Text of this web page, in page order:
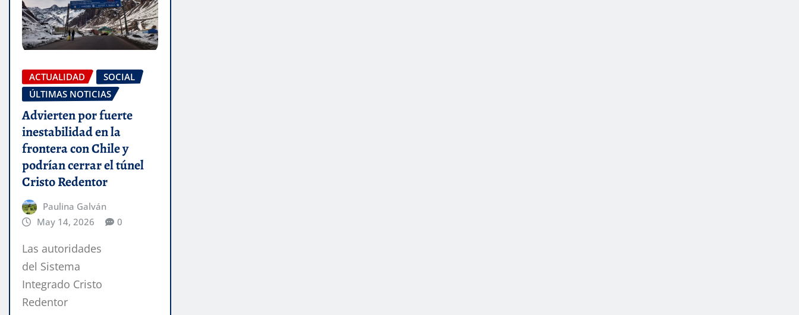
ACTUALIDAD
SOCIAL
ÚLTIMAS NOTICIAS
Advierten por fuerte
inestabilidad en la
frontera con Chile y
podrían cerrar el túnel
Cristo Redentor
Paulina Galván
May 14, 2026
0
Las autoridades
del Sistema
Integrado Cristo
Redentor